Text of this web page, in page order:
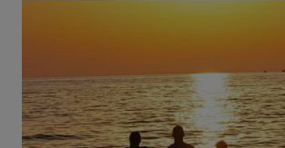
Die schönsten Sommermomente gesucht